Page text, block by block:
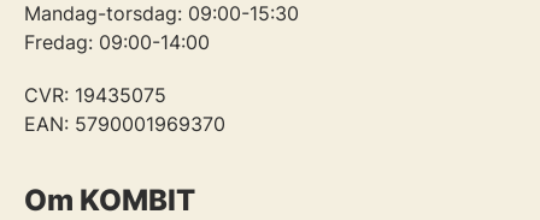
Mandag-torsdag: 09:00-15:30
Fredag: 09:00-14:00
CVR: 19435075
EAN: 5790001969370
Om KOMBIT